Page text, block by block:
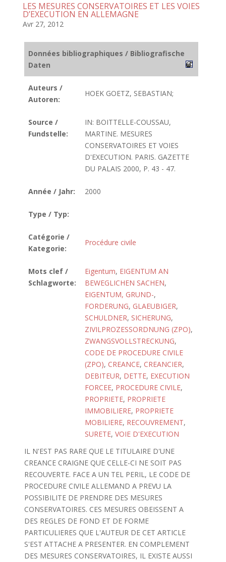
LES MESURES CONSERVATOIRES ET LES VOIES
D’EXECUTION EN ALLEMAGNE
Avr 27, 2012
Données bibliographiques / Bibliografische
Daten
Auteurs /
Autoren:
HOEK GOETZ, SEBASTIAN;
Source /
Fundstelle:
IN: BOITTELLE-COUSSAU,
MARTINE. MESURES
CONSERVATOIRES ET VOIES
D'EXECUTION. PARIS. GAZETTE
DU PALAIS 2000, P. 43 - 47.
Année / Jahr: 2000
Type / Typ:
Catégorie /
Kategorie:
Procédure civile
Mots clef /
Schlagworte:
Eigentum, EIGENTUM AN
BEWEGLICHEN SACHEN,
EIGENTUM, GRUND-,
FORDERUNG, GLAEUBIGER,
SCHULDNER, SICHERUNG,
ZIVILPROZESSORDNUNG (ZPO),
ZWANGSVOLLSTRECKUNG,
CODE DE PROCEDURE CIVILE
(ZPO), CREANCE, CREANCIER,
DEBITEUR, DETTE, EXECUTION
FORCEE, PROCEDURE CIVILE,
PROPRIETE, PROPRIETE
IMMOBILIERE, PROPRIETE
MOBILIERE, RECOUVREMENT,
SURETE, VOIE D'EXECUTION
IL N'EST PAS RARE QUE LE TITULAIRE D'UNE
CREANCE CRAIGNE QUE CELLE-CI NE SOIT PAS
RECOUVERTE. FACE A UN TEL PERIL, LE CODE DE
PROCEDURE CIVILE ALLEMAND A PREVU LA
POSSIBILITE DE PRENDRE DES MESURES
CONSERVATOIRES. CES MESURES OBEISSENT A
DES REGLES DE FOND ET DE FORME
PARTICULIERES QUE L'AUTEUR DE CET ARTICLE
S'EST ATTACHE A PRESENTER. EN COMPLEMENT
DES MESURES CONSERVATOIRES, IL EXISTE AUSSI